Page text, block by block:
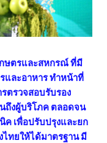
กษตรและสหกรณ์ ที่มี
และอาหาร ทำหน้าที่
ตรวจสอบรับรอง
ถึงผู้บริโภค ตลอดจน
ค เพื่อปรับปรุงและยก
ทยให้ได้มาตรฐาน มี